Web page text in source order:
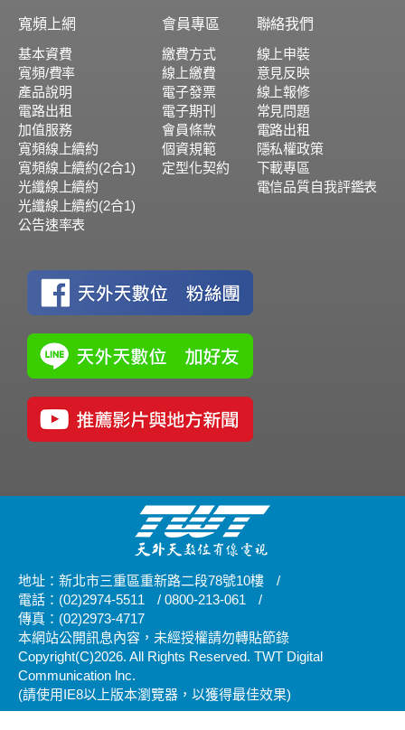
寬頻上網
基本資費
寬頻/費率
產品說明
電路出租
加值服務
寬頻線上續約
寬頻線上續約(2合1)
光纖線上續約
光纖線上續約(2合1)
公告速率表
會員專區
繳費方式
線上繳費
電子發票
電子期刊
會員條款
個資規範
定型化契約
聯絡我們
線上申裝
意見反映
線上報修
常見問題
電路出租
隱私權政策
下載專區
電信品質自我評鑑表
地址：新北市三重區重新路二段78號10樓
/
電話：(02)2974-5511
/ 0800-213-061
/
傳真：(02)2973-4717
本網站公開訊息內容，未經授權請勿轉貼節錄
Copyright(C)2026. All Rights Reserved. TWT Digital
Communication lnc.
(請使用IE8以上版本瀏覽器，以獲得最佳效果)